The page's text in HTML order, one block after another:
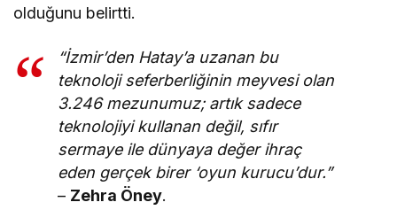
olduğunu belirtti.
“İzmir’den Hatay’a uzanan bu
teknoloji seferberliğinin meyvesi olan
3.246 mezunumuz; artık sadece
teknolojiyi kullanan değil, sıfır
sermaye ile dünyaya değer ihraç
eden gerçek birer ‘oyun kurucu’dur.”
– Zehra Öney.